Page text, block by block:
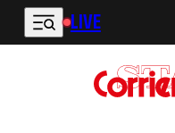
Vai al contenuto principale
LIVE